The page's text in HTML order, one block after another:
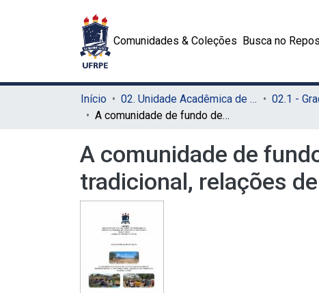
Comunidades & Coleções Busca no
Início 02. Unidade Acadêmica de Educação a Distância e Tecnologia (UAEADTec)
A comunidade de fundo de pasto Lagoa do Garrote, Remanso-Bahia: terra tradicional, relações de trabalho e sociabilidades
A comunidade de
tradicional, relações